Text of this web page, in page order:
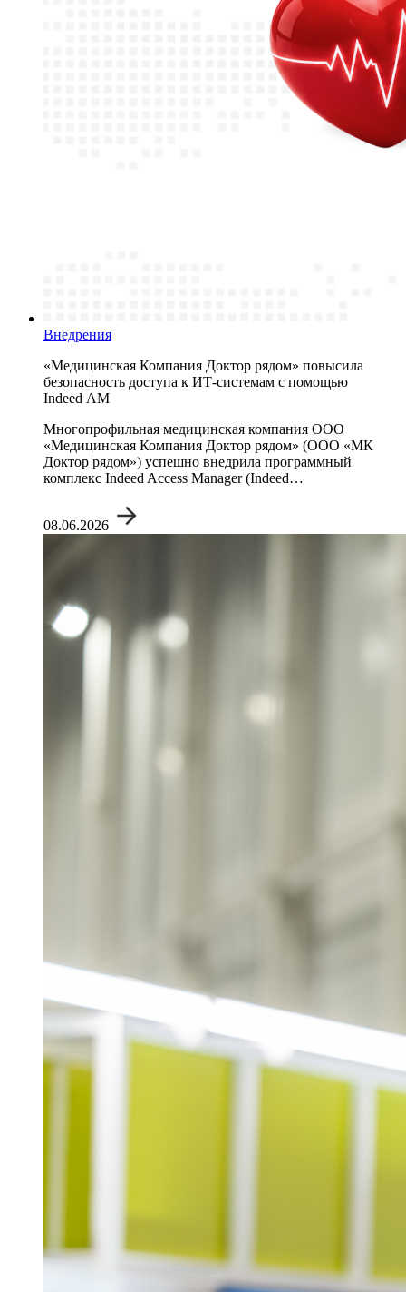
Внедрения
«Медицинская Компания Доктор рядом» повысила
безопасность доступа к ИТ-системам с помощью
Indeed AM
Многопрофильная медицинская компания ООО
«Медицинская Компания Доктор рядом» (ООО «МК
Доктор рядом») успешно внедрила программный
комплекс Indeed Access Manager (Indeed…
08.06.2026